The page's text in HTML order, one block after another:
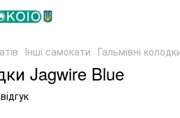
Інші самокати Гальмівні
Jagwire Blue